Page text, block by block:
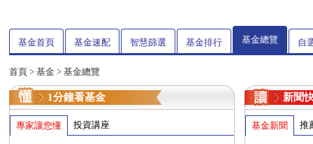
基金首頁 基金速配 智慧篩選 基金排行 基金總覽 自
首頁 > 基金 > 基金總覽
1分鐘看基金
專家讓您懂 投資講座
新聞
基金新聞 推